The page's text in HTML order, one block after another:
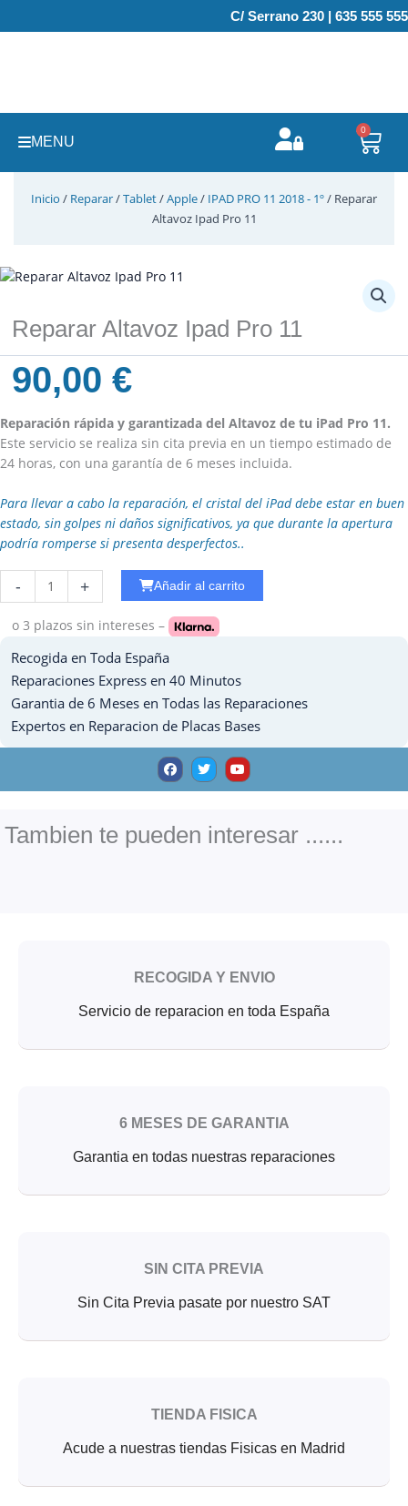
al
C/ Serrano 230 | 635 555 555
MENU
0
Inicio / Reparar/Tablet/Apple/ IPAD PRO 11 2018 - 1º/ Reparar
Altavoz Ipad Pro 11
Reparar Altavoz Ipad Pro 11
90,00€
Reparación rápida y garantizada del Altavoz de tu iPad Pro 11.
Este servicio se realiza sin cita previa en un tiempo estimado de
24 horas, con una garantía de 6 meses incluida.
Para llevar a cabo la reparación, el cristal del iPad debe estar en buen
estado, sin golpes ni daños significativos, ya que durante la apertura
podría romperse si presenta desperfectos..
-
WiFi
Ipad
10.5
cantidad
+ Añadir al carrito
o 3 plazos sin intereses –
Recogida en Toda España
Reparaciones Express en 40 Minutos
Garantia de 6 Meses en Todas las Reparaciones
Expertos en Reparacion de Placas Bases
F
a
c
e
o
k
T
w
i
t
Y
o
u
t
e
Tambien te pueden interesar ......
RECOGIDA Y ENVIO
Servicio de reparacion en toda España
6 MESES DE GARANTIA
Garantia en todas nuestras reparaciones
SIN CITA PREVIA
Sin Cita Previa pasate por nuestro SAT
TIENDA FISICA
Acude a nuestras tiendas Fisicas en Madrid